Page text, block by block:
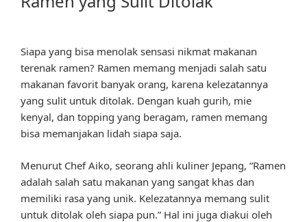
Siapa yang bisa menolak sensasi nikmat makanan
terenak ramen? Ramen memang menjadi salah satu
makanan favorit banyak orang, karena kelezatannya
yang sulit untuk ditolak. Dengan kuah gurih, mie
kenyal, dan topping yang beragam, ramen memang
bisa memanjakan lidah siapa saja.
Menurut Chef Aiko, seorang ahli kuliner Jepang, “Ramen
adalah salah satu makanan yang sangat khas dan
memiliki rasa yang unik. Kelezatannya memang sulit
untuk ditolak oleh siapa pun.” Hal ini juga diakui oleh